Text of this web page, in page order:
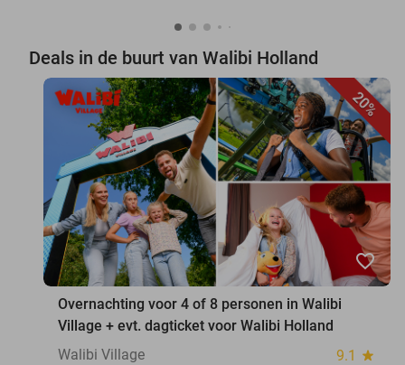
Deals in de buurt van Walibi Holland
20%
favorite_border
Overnachting voor 4 of 8 personen in Walibi
Village + evt. dagticket voor Walibi Holland
Walibi Village
9.1 star